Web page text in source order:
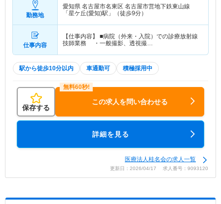
勤務地
愛知県 名古屋市名東区 名古屋市営地下鉄東山線
「星ケ丘(愛知)駅」（徒歩9分）
仕事内容
【仕事内容】 ■病院（外来・入院）での診療放射線
技師業務 ・一般撮影、透視撮…
駅から徒歩10分以内 車通勤可 積極採用中
保存する
この求人を問い合わせる
詳細を見る
医療法人桂名会の求人一覧
更新日：2026/04/17 求人番号：9093120